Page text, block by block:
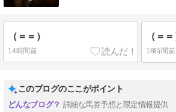
（＝＝）
14時間前 18時間前
このブログのここがポイント
詳細な馬券予想と限定情報提供